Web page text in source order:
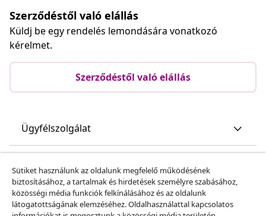
Szerződéstől való elállás
kérelmet.
Ügyfélszolgálat
Üzlet
Sütiket használunk az oldalunk megfelelő működésének
biztosításához, a tartalmak és hirdetések személyre szabásához,
közösségi média funkciók felkínálásához és az oldalunk
látogatottságának elemzéséhez. Oldalhasználattal kapcsolatos